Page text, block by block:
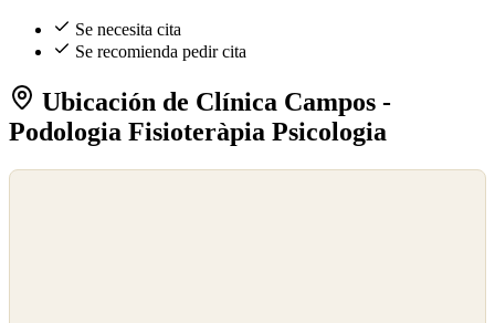
Se necesita cita
Se recomienda pedir cita
Ubicación de Clínica Campos -
Podologia Fisioteràpia Psicologia